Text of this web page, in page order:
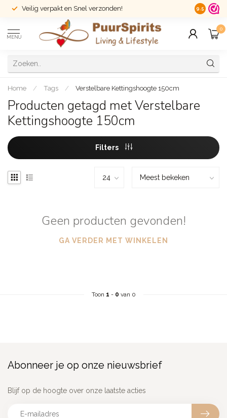
Veilig verpakt en Snel verzonden! 14 dagen
9.5
MENU
0
Home / Tags / Verstelbare Kettingshoogte 150cm
Producten getagd met Verstelbare
Kettingshoogte 150cm
Filters
Geen producten gevonden!
GA VERDER MET WINKELEN
Toon 1 - 0 van 0
Abonneer je op onze nieuwsbrief
Blijf op de hoogte over onze laatste acties